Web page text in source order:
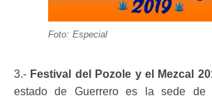
Foto: Especial
3.- Festival del Pozole y el Mezcal
estado de Guerrero es la sede de